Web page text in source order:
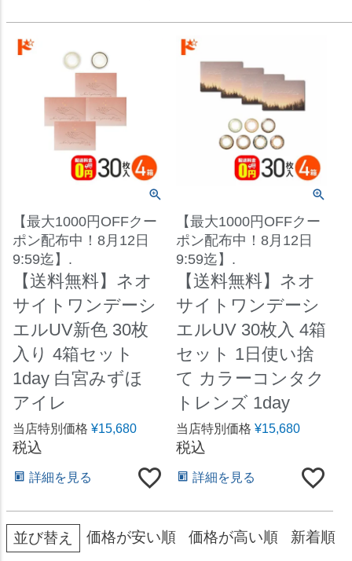
【最大1000円OFFクー
ポン配布中！8月12日
9:59迄】.
【送料無料】ネオ
サイトワンデーシ
エルUV新色 30枚
入り 4箱セット
1day 白宮みずほ
アイレ
当店特別価格 ¥15,680
税込
詳細を見る
【最大1000円OFFクー
ポン配布中！8月12日
9:59迄】.
【送料無料】ネオ
サイトワンデーシ
エルUV 30枚入 4箱
セット 1日使い捨
て カラーコンタク
トレンズ 1day
当店特別価格 ¥15,680
税込
詳細を見る
並び替え 価格が安い順 価格が高い順 新着順